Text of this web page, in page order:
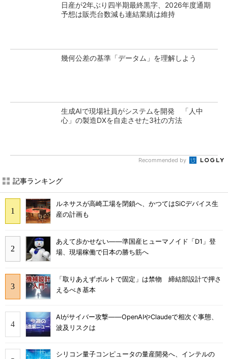
日産が2年ぶり四半期最終黒字、2026年度通期
予想は販売台数減も連結業績は維持
幾何公差の基準「データム」を理解しよう
生成AIで現場社員がシステムを開発 「人中
心」の製造DXを自走させた3社の方法
Recommended by
記事ランキング
ルネサスが高崎工場を閉鎖へ、かつてはSiCデバイス生
産の計画も
あえて歩かせない――準国産ヒューマノイド「D1」登
場、現場稼働で日本の勝ち筋へ
「取りあえずボルトで固定」は禁物 締結部設計で押さ
えるべき基本
AIがサイバー攻撃――OpenAIやClaudeで相次ぐ事態、
波及リスクは
シリコン量子コンピュータの量産開発へ、インテルの